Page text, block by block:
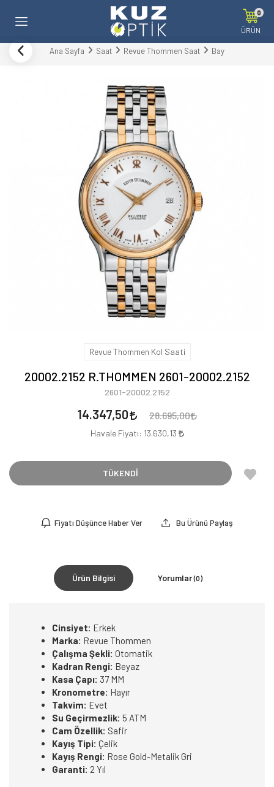
0
ÜRÜN
Ana Sayfa Saat Revue Thommen Saat Bay
Revue Thommen Kol Saati
20002.2152 R.THOMMEN 2601-20002.2152
2601-20002.2152
14.347,50 28.695,00
Havale Fiyatı: 13.630,13
TÜKENDİ
Fiyatı Düşünce Haber Ver Bu Ürünü Paylaş
Ürün Bilgisi Yorumlar(0)
Cinsiyet: Erkek
Marka: Revue Thommen
Çalışma Şekli: Otomatik
Kadran Rengi: Beyaz
Kasa Çapı: 37 MM
Kronometre: Hayır
Takvim: Evet
Su Geçirmezlik: 5 ATM
Cam Özellik: Safir
Kayış Tipi: Çelik
Kayış Rengi: Rose Gold-Metalik Gri
Garanti: 2 Yıl